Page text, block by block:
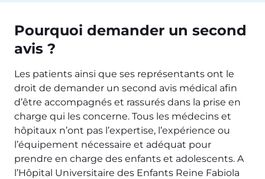
Pourquoi demander un second
avis ?
Les patients ainsi que ses représentants ont le
droit de demander un second avis médical afin
d’être accompagnés et rassurés dans la prise en
charge qui les concerne. Tous les médecins et
hôpitaux n’ont pas l’expertise, l’expérience ou
l’équipement nécessaire et adéquat pour
prendre en charge des enfants et adolescents. A
l’Hôpital Universitaire des Enfants Reine Fabiola